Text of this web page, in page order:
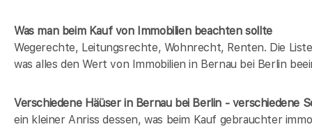
Was man beim Kauf von Immobilien beachten sollte
Wegerechte, Leitungsrechte, Wohnrecht, Renten. Die
was alles den Wert von Immobilien in Bernau bei Berlin
Verschiedene Häüser in Bernau bei Berlin - verschiedene
ein kleiner Anriss dessen, was beim Kauf gebrauchter